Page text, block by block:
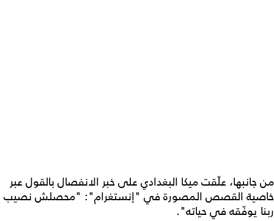
من جانبها، علّقت ميكا البغدادي على خبر الانفصال بالقول عبر
خاصية القصص المصورة في "إنستغرام": "محصلش نصيب
ربنا يوفّقه في حياته".